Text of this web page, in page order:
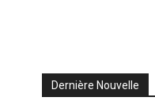
Dernière Nouvelle